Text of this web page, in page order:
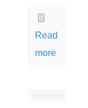
Read
more